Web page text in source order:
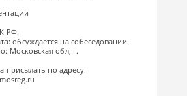
РФ.
обсуждается на собеседовании.
Московская обл, г.
присылать по адресу: